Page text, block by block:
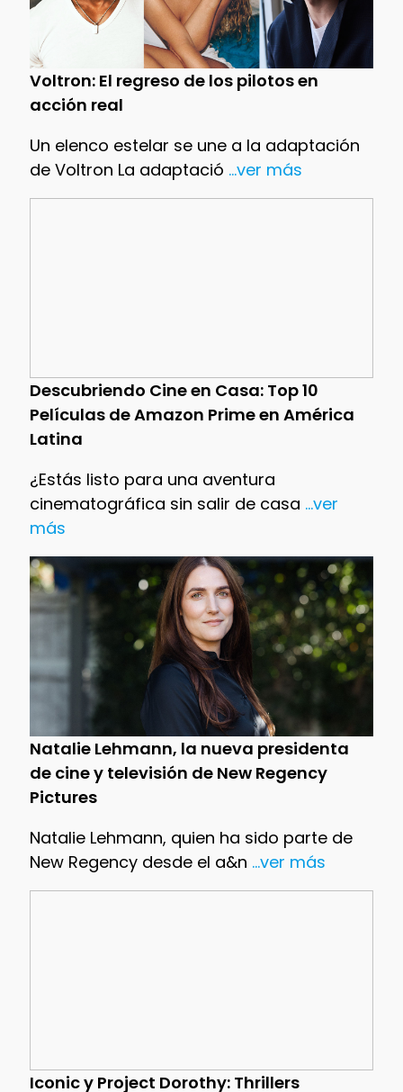
Voltron: El regreso de los pilotos en
acción real
Un elenco estelar se une a la adaptación
de Voltron La adaptació ...ver más
Descubriendo Cine en Casa: Top 10
Películas de Amazon Prime en América
Latina
¿Estás listo para una aventura
cinematográfica sin salir de casa ...ver
más
Natalie Lehmann, la nueva presidenta
de cine y televisión de New Regency
Pictures
Natalie Lehmann, quien ha sido parte de
New Regency desde el a&n ...ver más
Iconic y Project Dorothy: Thrillers